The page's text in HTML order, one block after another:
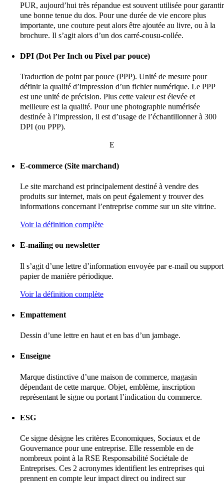
PUR, aujourd’hui très répandue est souvent utilisée pour garantir
une bonne tenue du dos. Pour une durée de vie encore plus
importante, une couture peut alors être ajoutée au livre, ou à la
brochure. Il s’agit alors d’un dos carré-cousu-collée.
DPI (Dot Per Inch ou Pixel par pouce)
Traduction de point par pouce (PPP). Unité de mesure pour
définir la qualité d’impression d’un fichier numérique. Le PPP
est une unité de précision. Plus cette valeur est élevée et
meilleure est la qualité. Pour une photographie numérisée
destinée à l’impression, il est d’usage de l’échantillonner à 300
DPI (ou PPP).
E
E-commerce (Site marchand)
Le site marchand est principalement destiné à vendre des
produits sur internet, mais on peut également y trouver des
informations concernant l’entreprise comme sur un site vitrine.
Voir la définition complète
E-mailing ou newsletter
Il s’agit d’une lettre d’information envoyée par e-mail ou support
papier de manière périodique.
Voir la définition complète
Empattement
Dessin d’une lettre en haut et en bas d’un jambage.
Enseigne
Marque distinctive d’une maison de commerce, magasin
dépendant de cette marque. Objet, emblème, inscription
représentant le signe ou portant l’indication du commerce.
ESG
Ce signe désigne les critères Economiques, Sociaux et de
Gouvernance pour une entreprise. Elle ressemble en de
nombreux point à la RSE Responsabilité Sociétale de
Entreprises. Ces 2 acronymes identifient les entreprises qui
prennent en compte leur impact direct ou indirect sur